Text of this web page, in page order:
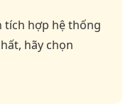
tích hợp hệ thống
hãy chọn